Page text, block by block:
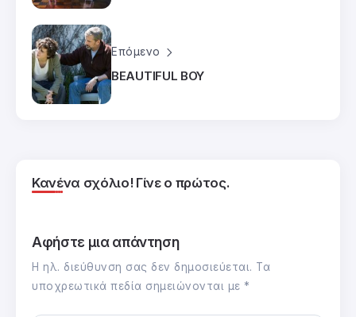
Επόμενο
BEAUTIFUL BOY
Κανένα σχόλιο! Γίνε ο πρώτος.
Αφήστε μια απάντηση
Η ηλ. διεύθυνση σας δεν δημοσιεύεται. Τα
υποχρεωτικά πεδία σημειώνονται με *